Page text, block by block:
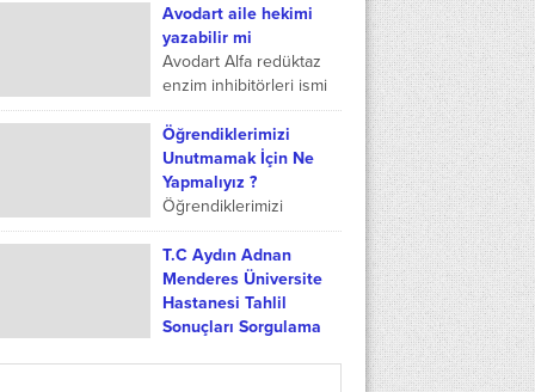
astım ilacı sağlık
ocaklarında yazılabilir mi
ve foster ilacı fiyat...
Avodart aile hekimi
yazabilir mi
Avodart Alfa redüktaz
enzim inhibitörleri ismi
verilen ilaç grubunda
yer almaktadır. Prostat
büyümesi olan
erkeklerin tedavilerinde
kullanılmakta olan bir
ilaçtır. Avodart...
Öğrendiklerimizi
Unutmamak İçin Ne
Yapmalıyız ?
Öğrendiklerimizi
Unutmamak İçin Ne
Yapmalıyız ?
Öğrenmenin önemli bir
parçası, kazandığımız
bilgiyi korumaktır.
T.C Aydın Adnan
Menderes Üniversite
Hastanesi Tahlil
Sonuçları Sorgulama